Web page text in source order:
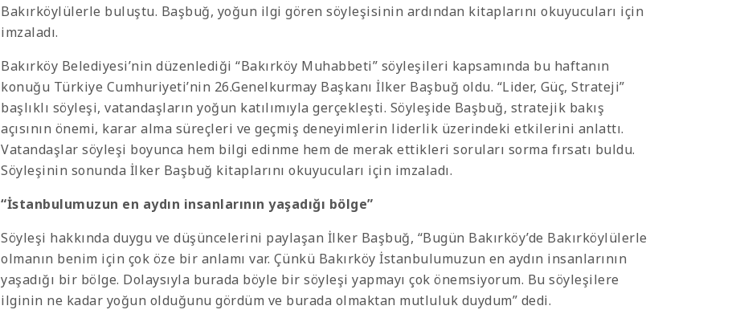
Bakırköylülerle buluştu. Başbuğ, yoğun ilgi gören söyleşisinin ardından kitaplarını okuyucuları için
imzaladı.
Bakırköy Belediyesi’nin düzenlediği “Bakırköy Muhabbeti” söyleşileri kapsamında bu haftanın
konuğu Türkiye Cumhuriyeti’nin 26.Genelkurmay Başkanı İlker Başbuğ oldu. “Lider, Güç, Strateji”
başlıklı söyleşi, vatandaşların yoğun katılımıyla gerçekleşti. Söyleşide Başbuğ, stratejik bakış
açısının önemi, karar alma süreçleri ve geçmiş deneyimlerin liderlik üzerindeki etkilerini anlattı.
Vatandaşlar söyleşi boyunca hem bilgi edinme hem de merak ettikleri soruları sorma fırsatı buldu.
Söyleşinin sonunda İlker Başbuğ kitaplarını okuyucuları için imzaladı.
“İstanbulumuzun en aydın insanlarının yaşadığı bölge”
Söyleşi hakkında duygu ve düşüncelerini paylaşan İlker Başbuğ, “Bugün Bakırköy’de Bakırköylülerle
olmanın benim için çok öze bir anlamı var. Çünkü Bakırköy İstanbulumuzun en aydın insanlarının
yaşadığı bir bölge. Dolaysıyla burada böyle bir söyleşi yapmayı çok önemsiyorum. Bu söyleşilere
ilginin ne kadar yoğun olduğunu gördüm ve burada olmaktan mutluluk duydum” dedi.